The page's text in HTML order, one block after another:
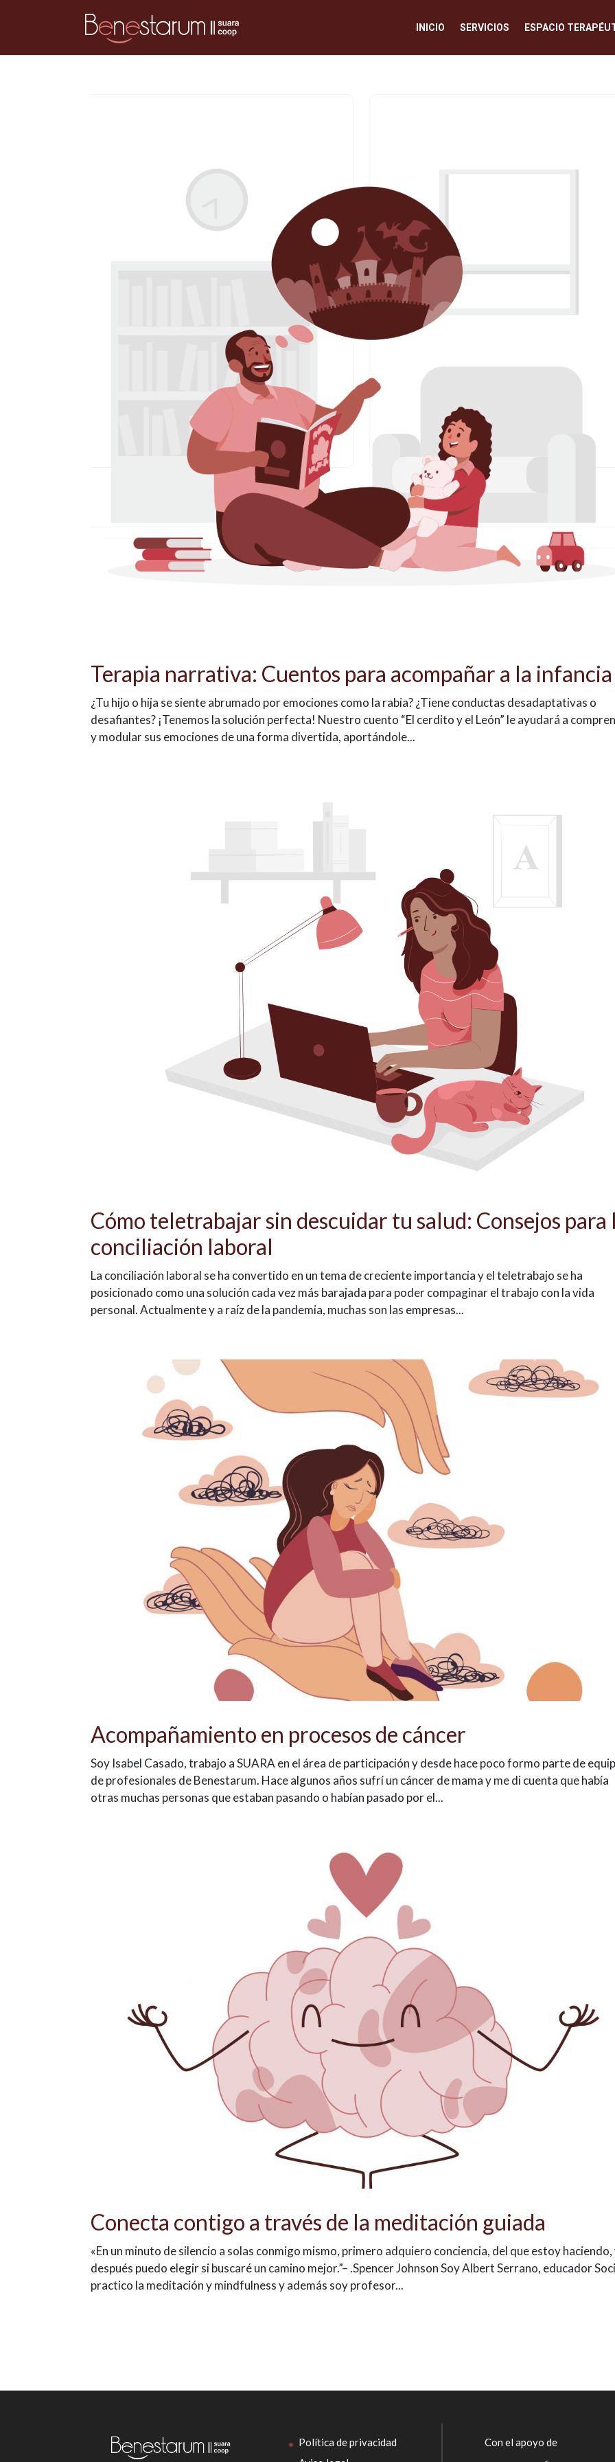
INICIO SERVICIOS ESPACIO
Terapia narrativa: Cuentos para acompañar a la infancia
¿Tu hijo o hija se siente abrumado por emociones como la rabia? ¿Tiene conductas desadaptativas o
desafiantes? ¡Tenemos la solución perfecta! Nuestro cuento “El cerdito y el León” le ayudará a
y modular sus emociones de una forma divertida, aportándole...
Cómo teletrabajar sin descuidar tu salud: Consejos para
conciliación laboral
La conciliación laboral se ha convertido en un tema de creciente importancia y el teletrabajo se ha
posicionado como una solución cada vez más barajada para poder compaginar el trabajo con la vida
personal. Actualmente y a raíz de la pandemia, muchas son las empresas...
Acompañamiento en procesos de cáncer
Soy Isabel Casado, trabajo a SUARA en el área de participación y desde hace poco formo parte de
de profesionales de Benestarum. Hace algunos años sufrí un cáncer de mama y me di cuenta que había
otras muchas personas que estaban pasando o habían pasado por el...
Conecta contigo a través de la meditación guiada
«En un minuto de silencio a solas conmigo mismo, primero adquiero conciencia, del que estoy haciendo,
después puedo elegir si buscaré un camino mejor.”– .Spencer Johnson Soy Albert Serrano, educador
practico la meditación y mindfulness y además soy profesor...
Política de privacidad
Con el apoyo de